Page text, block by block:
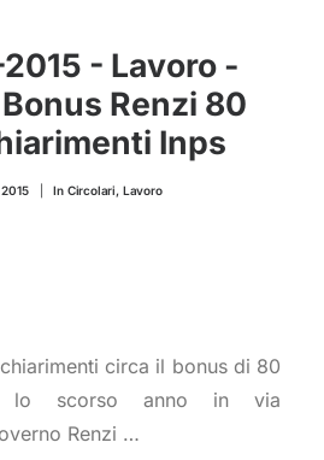
- Lavoro -
Renzi 80
Inps
In Circolari, Lavoro
circa il bonus di 80
lo scorso anno in via
Renzi …